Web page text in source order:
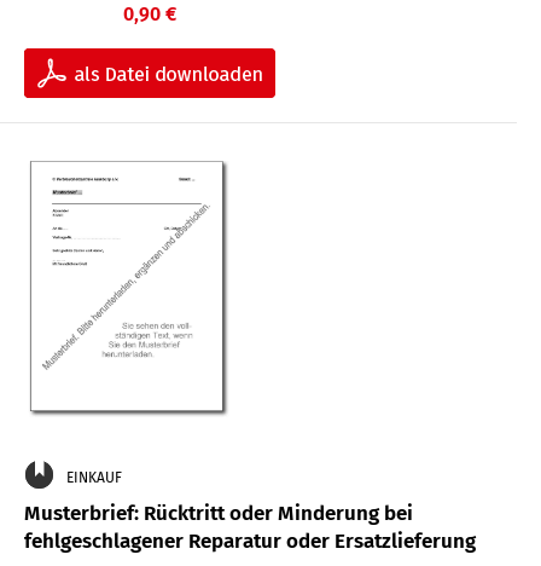
0,90 €
EINKAUF
Musterbrief: Rücktritt oder Minderung bei
fehlgeschlagener Reparatur oder Ersatzlieferung